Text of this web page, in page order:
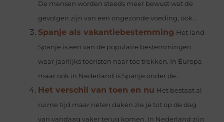
De mensen worden steeds meer bewust wat de
gevolgen zijn van een ongezonde voeding, ook...
Spanje als vakantiebestemming Het land
Spanje is een van de populaire bestemmingen
waar jaarlijks toeristen naar toe trekken. In Europa
maar ook in Nederland is Spanje onder de...
Het verschil van toen en nu Het bestaat al
ruime tijd maar rieten daken zie je tot op de dag
van vandaag vaker terug komen. In Nederland zijn